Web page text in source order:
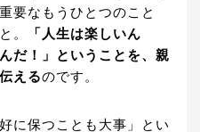
要なもうひとつのこと
。
「人生は楽しいん
だ！」ということを、親
えるのです。
に保つことも大事」とい